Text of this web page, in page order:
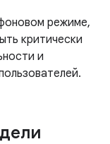
режиме,
критически
и